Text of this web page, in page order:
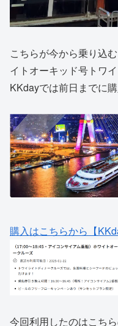
こちらが今から乗り込
イトオーキッド号トワ
KKdayでは前日までに購
購入はこちらから【
今回利用したのはこちら